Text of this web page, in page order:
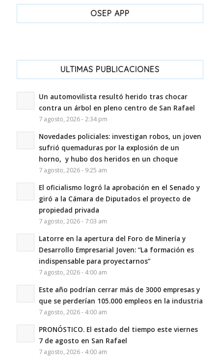
OSEP APP
ULTIMAS PUBLICACIONES
Un automovilista resultó herido tras chocar
contra un árbol en pleno centro de San Rafael
7 agosto, 2026 - 2:34 pm
Novedades policiales: investigan robos, un joven
sufrió quemaduras por la explosión de un
horno, y hubo dos heridos en un choque
7 agosto, 2026 - 9:25 am
El oficialismo logró la aprobación en el Senado y
giró a la Cámara de Diputados el proyecto de
propiedad privada
7 agosto, 2026 - 7:03 am
Latorre en la apertura del Foro de Minería y
Desarrollo Empresarial Joven: “La formación es
indispensable para proyectarnos”
7 agosto, 2026 - 4:00 am
Este año podrían cerrar más de 3000 empresas y
que se perderían 105.000 empleos en la industria
7 agosto, 2026 - 4:00 am
PRONÓSTICO. El estado del tiempo este viernes
7 de agosto en San Rafael
7 agosto, 2026 - 4:00 am